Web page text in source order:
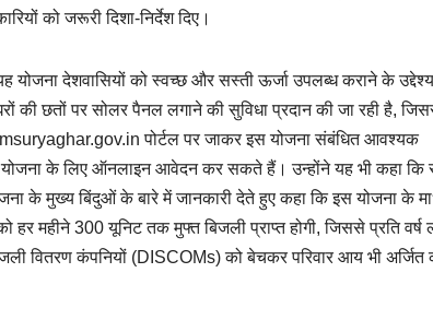
को जरूरी दिशा-निर्देश दिए।
योजना देशवासियों को स्वच्छ और सस्ती ऊर्जा उपलब्ध कराने के
की छतों पर सोलर पैनल लगाने की सुविधा प्रदान की जा रही है,
पोर्टल पर जाकर इस योजना संबंधित आवश्यक
के लिए ऑनलाइन आवेदन कर सकते हैं। उन्होंने यह भी कहा कि
के मुख्य बिंदुओं के बारे में जानकारी देते हुए कहा कि इस योजना के
महीने 300 यूनिट तक मुफ्त बिजली प्राप्त होगी, जिससे प्रति वर्ष
वितरण कंपनियों (DISCOMs) को बेचकर परिवार आय भी अर्जित